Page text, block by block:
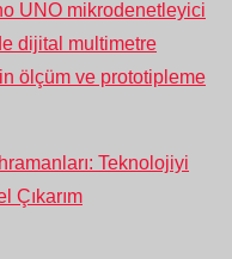
Teknolojiyi
Çıkarım